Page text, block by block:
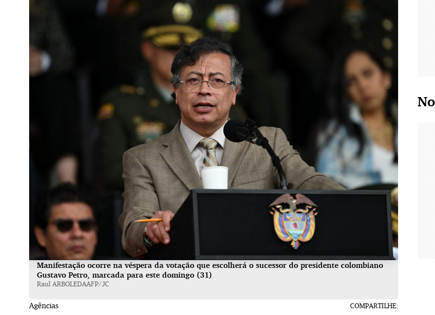
Manifestação ocorre na véspera da votação que escolherá o sucessor do presidente colombiano
Gustavo Petro, marcada para este domingo (31)
Raul ARBOLEDAAFP/JC
COMPARTILHE:
Agências